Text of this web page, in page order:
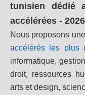
tunisien dédié
accélérées - 2026
Nous proposons
accélérés les plus
informatique,
droit, ressources
arts et design,